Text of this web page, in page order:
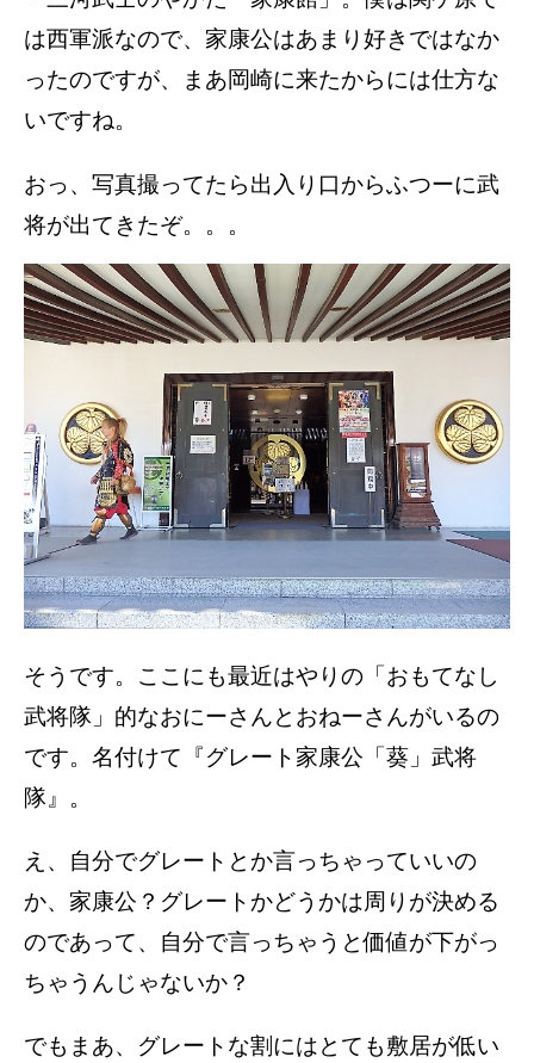
は西軍派なので、家康公はあまり好きではなか
ったのですが、まあ岡崎に来たからには仕方な
いですね。
おっ、写真撮ってたら出入り口からふつーに武
将が出てきたぞ。。。
そうです。ここにも最近はやりの「おもてなし
武将隊」的なおにーさんとおねーさんがいるの
です。名付けて『グレート家康公「葵」武将
隊』。
え、自分でグレートとか言っちゃっていいの
か、家康公？グレートかどうかは周りが決める
のであって、自分で言っちゃうと価値が下がっ
ちゃうんじゃないか？
でもまあ、グレートな割にはとても敷居が低い